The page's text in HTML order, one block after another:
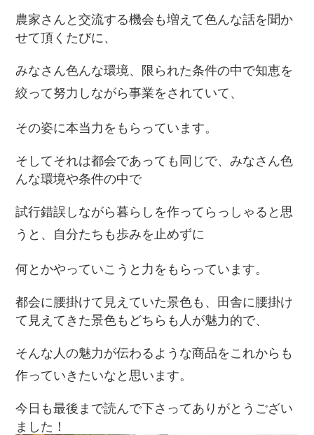
農家さんと交流する機会も増えて色んな話を聞か
せて頂くたびに、
みなさん色んな環境、限られた条件の中で知恵を
絞って努力しながら事業をされていて、
その姿に本当力をもらっています。
そしてそれは都会であっても同じで、みなさん色
んな環境や条件の中で
試行錯誤しながら暮らしを作ってらっしゃると思
うと、自分たちも歩みを止めずに
何とかやっていこうと力をもらっています。
都会に腰掛けて見えていた景色も、田舎に腰掛け
て見えてきた景色もどちらも人が魅力的で、
そんな人の魅力が伝わるような商品をこれからも
作っていきたいなと思います。
今日も最後まで読んで下さってありがとうござい
ました！